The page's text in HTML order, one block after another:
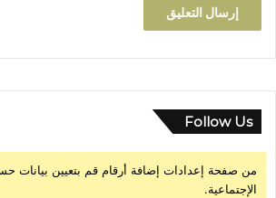
Follow Us
من صفحة إعدادات إضافة أرقام قم بتعيين بيانات
الإجتماعية.